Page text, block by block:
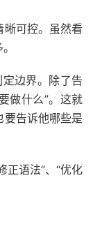
可控。虽然看
定边界。除了告
做什么”。这就
告诉他哪些是
正语法”、“优化